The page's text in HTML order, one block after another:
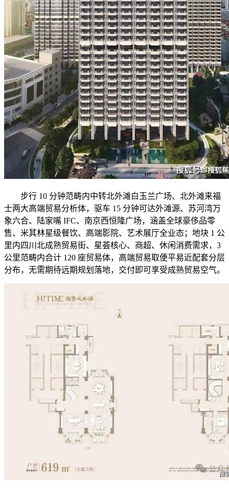
步行 10 分钟范畴内中转北外滩白玉兰广场、北外滩来福
士两大高端贸易分析体，驱车 15 分钟可达外滩源、苏河湾万
象六合、陆家嘴 IFC、南京西恒隆广场，涵盖全球豪侈品零
售、米其林星级餐饮、高端影院、艺术展厅全业态；地块 1 公
里内四川北成熟贸易街、星荟核心、商超、休闲消费需求，3
公里范畴内合计 120 座贸易体，高端贸易取便平易近配套分层
分布，无需期待远期规划落地，交付即可享受成熟贸易空气。